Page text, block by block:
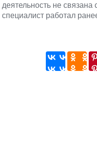
деятельность не связана
специалист работал